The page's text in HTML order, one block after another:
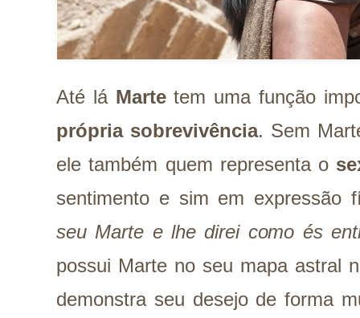
Até láMartetem uma função
própria sobrevivência. Sem
ele também quem representa o
sentimento e sim em expressão
seu Marte e lhe direi como és
possui Marte no seu mapa astral
demonstra seu desejo de forma